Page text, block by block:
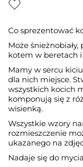
Co sprezentować
Może
kotem w beretach i
Mamy w sercu
dla nich miejsce.
wszystkich kocich
komponują się z
wisienką.
Wszystkie wzory
rozmieszczenie
ukazanego na
Nadaje się do